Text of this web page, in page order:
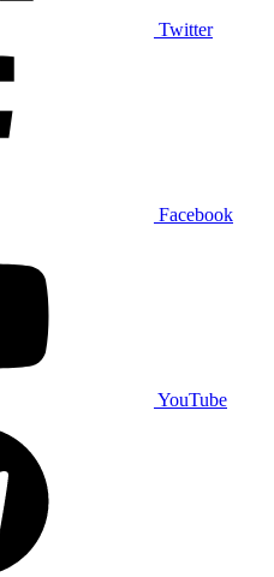
Twitter
Facebook
YouTube